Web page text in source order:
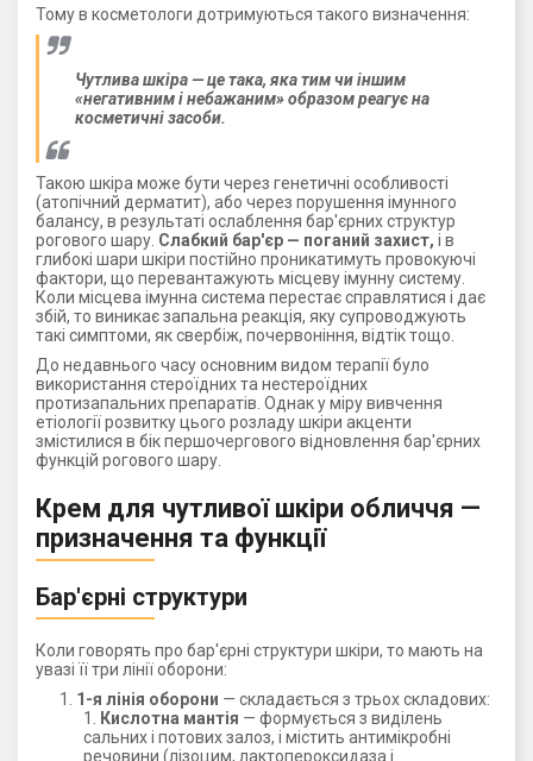
Тому в косметологи дотримуються такого визначення:
Чутлива шкіра — це така, яка тим чи іншим
«негативним і небажаним» образом реагує на
косметичні засоби.
Такою шкіра може бути через генетичні особливості
(атопічний дерматит), або через порушення імунного
балансу, в результаті ослаблення бар'єрних структур
рогового шару. Слабкий бар'єр — поганий захист, і в
глибокі шари шкіри постійно проникатимуть провокуючі
фактори, що перевантажують місцеву імунну систему.
Коли місцева імунна система перестає справлятися і дає
збій, то виникає запальна реакція, яку супроводжують
такі симптоми, як свербіж, почервоніння, відтік тощо.
До недавнього часу основним видом терапії було
використання стероїдних та нестероїдних
протизапальних препаратів. Однак у міру вивчення
етіології розвитку цього розладу шкіри акценти
змістилися в бік першочергового відновлення бар'єрних
функцій рогового шару.
Крем для чутливої ​​шкіри обличчя —
призначення та функції
Бар'єрні структури
Коли говорять про бар'єрні структури шкіри, то мають на
увазі її три лінії оборони:
1-я лінія оборони — складається з трьох складових:
Кислотна мантія — формується з виділень
сальних і потових залоз, і містить антимікробні
речовини (лізоцим, лактопероксидаза і